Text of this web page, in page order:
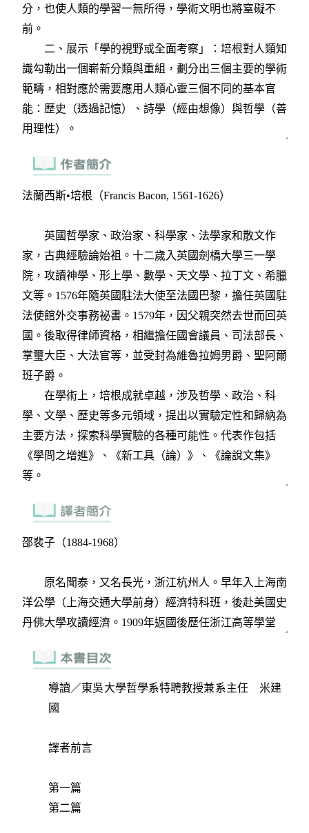
導讀／東吳大學哲學系特聘教授兼系主任 米建
國
譯者前言
第一篇
第二篇